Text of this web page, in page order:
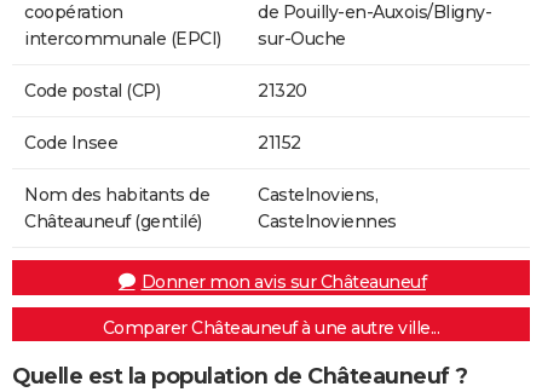
coopération
intercommunale (EPCI)
de Pouilly-en-Auxois/Bligny-
sur-Ouche
Code postal (CP) 21320
Code Insee 21152
Nom des habitants de
Châteauneuf (gentilé)
Castelnoviens,
Castelnoviennes
Donner mon avis sur Châteauneuf
Comparer Châteauneuf à une autre ville...
Quelle est la population de Châteauneuf ?